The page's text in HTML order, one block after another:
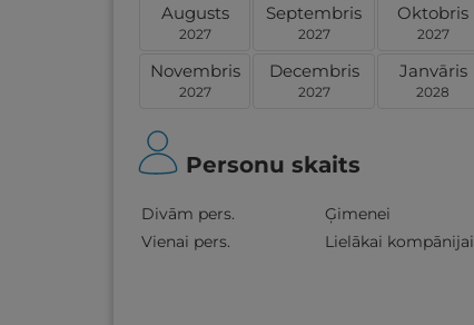
Augusts
2027
Septembris
2027
Oktobris
2027
Novembris
2027
Decembris
2027
Janvāris
2028
Personu skaits
Divām pers.
Ģimenei
Vienai pers.
Lielākai kompānijai